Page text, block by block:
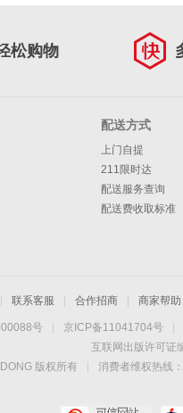
松购物
配送方式
上门自提
211限时达
配送服务查询
配送费收取标准
联系客服 合作招商 商家帮助
号 京ICP备11041704号
互联网出版许可证
版权所有 消费者维权热线